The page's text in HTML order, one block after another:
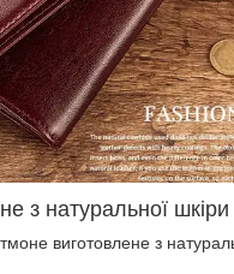
з натуральної
виготовлене з